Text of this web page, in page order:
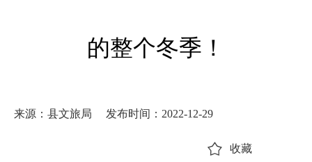
的整个冬季！
来源：县文旅局 发布时间：2022-12-29
收藏